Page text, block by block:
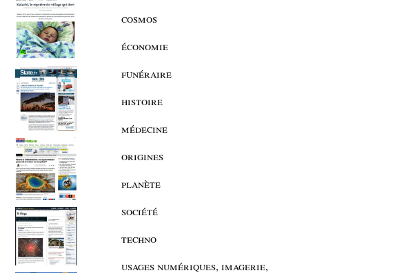
cosmos
économie
funéraire
histoire
médecine
origines
planète
société
techno
usages numériques, imagerie,